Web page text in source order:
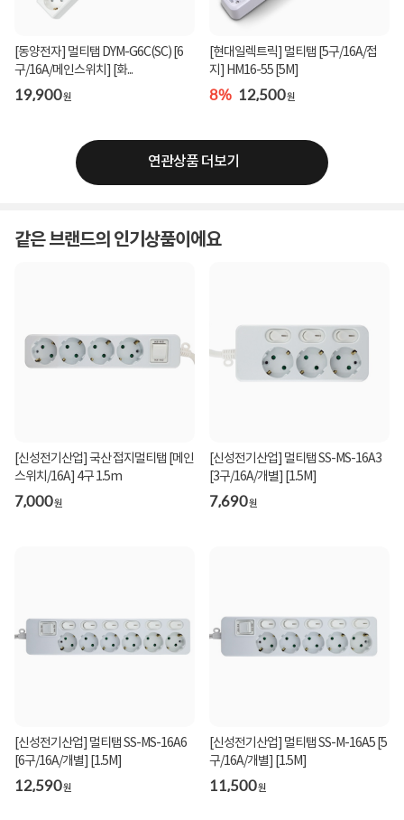
[동양전자] 멀티탭 DYM-G6C(SC) [6
구/16A/메인스위치] [화...
19,900원
[현대일렉트릭] 멀티탭 [5구/16A/접
지] HM16-55 [5M]
8% 12,500원
연관상품 더보기
같은 브랜드의 인기상품이에요
[신성전기산업] 국산 접지멀티탭 [메인
스위치/16A] 4구 1.5m
7,000원
[신성전기산업] 멀티탭 SS-MS-16A3
[3구/16A/개별] [1.5M]
7,690원
[신성전기산업] 멀티탭 SS-MS-16A6
[6구/16A/개별] [1.5M]
12,590원
[신성전기산업] 멀티탭 SS-M-16A5 [5
구/16A/개별] [1.5M]
11,500원